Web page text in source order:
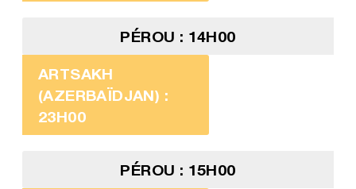
PÉROU : 14H00
ARTSAKH
(AZERBAÏDJAN) :
23H00
PÉROU : 15H00